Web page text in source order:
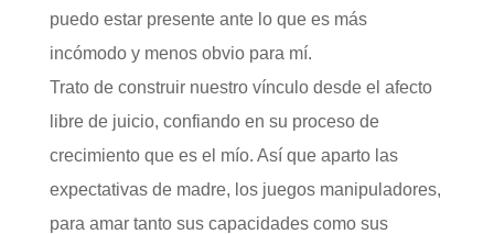
puedo estar presente ante lo que es más
incómodo y menos obvio para mí.
Trato de construir nuestro vínculo desde el afecto
libre de juicio, confiando en su proceso de
crecimiento que es el mío. Así que aparto las
expectativas de madre, los juegos manipuladores,
para amar tanto sus capacidades como sus